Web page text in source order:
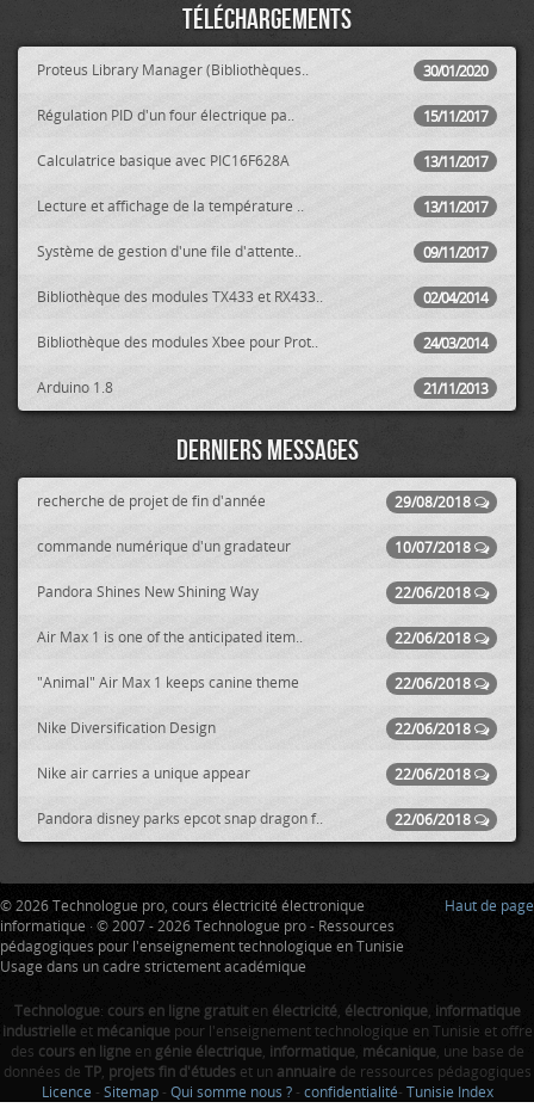
Téléchargements
30/01/2020
Proteus Library Manager (Bibliothèques..
15/11/2017
Régulation PID d'un four électrique pa..
13/11/2017
Calculatrice basique avec PIC16F628A
13/11/2017
Lecture et affichage de la température ..
09/11/2017
Système de gestion d'une file d'attente..
02/04/2014
Bibliothèque des modules TX433 et RX433..
24/03/2014
Bibliothèque des modules Xbee pour Prot..
21/11/2013
Arduino 1.8
Derniers messages
29/08/2018
recherche de projet de fin d'année
10/07/2018
commande numérique d'un gradateur
22/06/2018
Pandora Shines New Shining Way
22/06/2018
Air Max 1 is one of the anticipated item..
22/06/2018
"Animal" Air Max 1 keeps canine theme
22/06/2018
Nike Diversification Design
22/06/2018
Nike air carries a unique appear
22/06/2018
Pandora disney parks epcot snap dragon f..
Haut de page
© 2026 Technologue pro, cours électricité électronique
informatique · © 2007 - 2026 Technologue pro - Ressources
pédagogiques pour l'enseignement technologique en Tunisie
Usage dans un cadre strictement académique
Technologue: cours en ligne gratuiten électricité, électronique, informatique
industrielleet mécaniquepour l'enseignement technologique en Tunisie et offre
des cours en ligneen génie électrique, informatique, mécanique, une base de
données de TP, projets fin d'étudeset un annuairede ressources pédagogiques
Licence - Sitemap - Qui somme nous ? - confidentialité- Tunisie Index